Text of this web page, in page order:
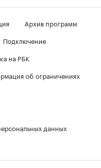
Архив программ
Подключение
на РБК
об ограничениях
данных